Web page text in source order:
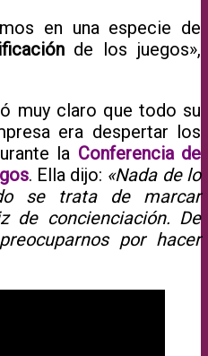
en una especie de
de los juegos»,
muy claro que todo su
era despertar los
la Conferencia de
. Ella dijo: «Nada de lo
se trata de marcar
de concienciación. De
por hacer